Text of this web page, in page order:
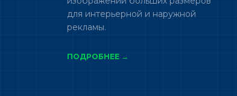
для интерьерной и наружной
рекламы.
ПОДРОБНЕЕ →